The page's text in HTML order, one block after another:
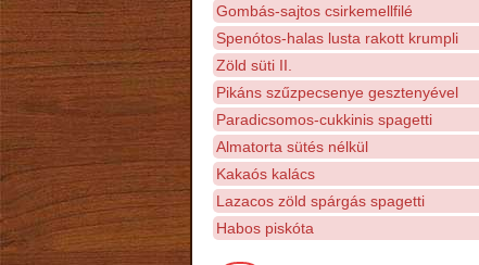
Gombás-sajtos csirkemellfilé
Spenótos-halas lusta rakott krumpli
Zöld süti II.
Pikáns szűzpecsenye gesztenyével
Paradicsomos-cukkinis spagetti
Almatorta sütés nélkül
Kakaós kalács
Lazacos zöld spárgás spagetti
Habos piskóta